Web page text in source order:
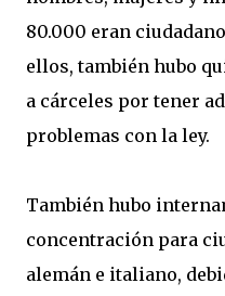
80.000 eran
ellos, también hubo
a cárceles por tener
problemas con la ley.
También hubo
concentración para
alemán e italiano,